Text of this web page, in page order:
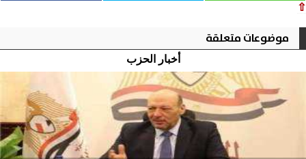
⇧
موضوعات متعلقة
أخبار الحزب